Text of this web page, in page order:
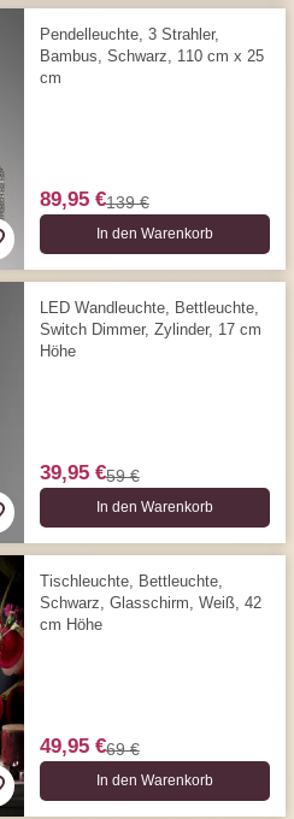
Pendelleuchte, 3 Strahler,
Bambus, Schwarz, 110 cm x 25
cm
89,95 €139 €
In den Warenkorb
LED Wandleuchte, Bettleuchte,
Switch Dimmer, Zylinder, 17 cm
Höhe
39,95 €59 €
In den Warenkorb
Tischleuchte, Bettleuchte,
Schwarz, Glasschirm, Weiß, 42
cm Höhe
49,95 €69 €
In den Warenkorb